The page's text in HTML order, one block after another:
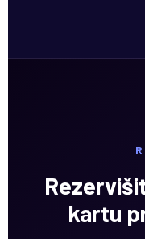
kartu